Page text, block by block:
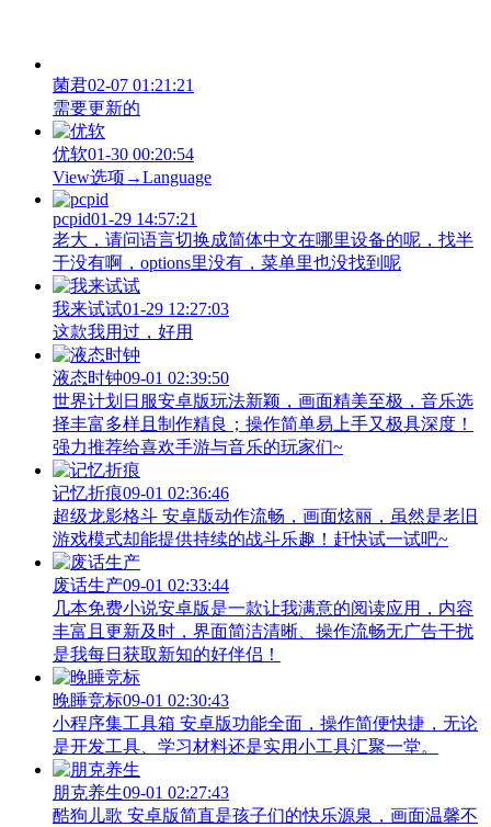
菌君02-07 01:21:21
需要更新的
优软01-30 00:20:54
View‌选项→Language
pcpid01-29 14:57:21
老大，请问语言切换成简体中文在哪里设备的呢，找半
于没有啊，options里没有，菜单里也没找到呢
我来试试01-29 12:27:03
这款我用过，好用
液态时钟09-01 02:39:50
世界计划日服安卓版玩法新颖，画面精美至极，音乐选
择丰富多样且制作精良；操作简单易上手又极具深度！
强力推荐给喜欢手游与音乐的玩家们~
记忆折痕09-01 02:36:46
超级龙影格斗 安卓版动作流畅，画面炫丽，虽然是老旧
游戏模式却能提供持续的战斗乐趣！赶快试一试吧~
废话生产09-01 02:33:44
几本免费小说安卓版是一款让我满意的阅读应用，内容
丰富且更新及时，界面简洁清晰、操作流畅无广告干扰
是我每日获取新知的好伴侣！
晚睡竞标09-01 02:30:43
小程序集工具箱 安卓版功能全面，操作简便快捷，无论
是开发工具、学习材料还是实用小工具汇聚一堂。
朋克养生09-01 02:27:43
酷狗儿歌 安卓版简直是孩子们的快乐源泉，画面温馨不